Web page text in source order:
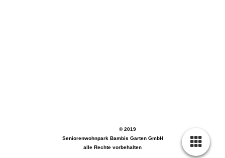
© 2019
Seniorenwohnpark Bambis Garten GmbH
alle Rechte vorbehalten